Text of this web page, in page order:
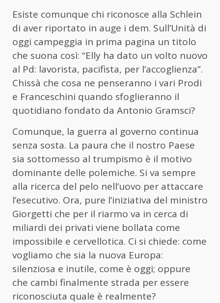
Esiste comunque chi riconosce alla Schlein
di aver riportato in auge i dem. Sull’Unità di
oggi campeggia in prima pagina un titolo
che suona così: “Elly ha dato un volto nuovo
al Pd: lavorista, pacifista, per l’accoglienza”.
Chissà che cosa ne penseranno i vari Prodi
e Franceschini quando sfoglieranno il
quotidiano fondato da Antonio Gramsci?
Comunque, la guerra al governo continua
senza sosta. La paura che il nostro Paese
sia sottomesso al trumpismo è il motivo
dominante delle polemiche. Si va sempre
alla ricerca del pelo nell’uovo per attaccare
l’esecutivo. Ora, pure l’iniziativa del ministro
Giorgetti che per il riarmo va in cerca di
miliardi dei privati viene bollata come
impossibile e cervellotica. Ci si chiede: come
vogliamo che sia la nuova Europa:
silenziosa e inutile, come è oggi; oppure
che cambi finalmente strada per essere
riconosciuta quale è realmente?